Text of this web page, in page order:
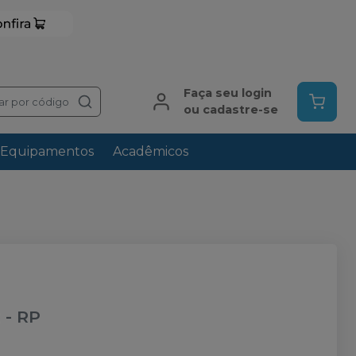
por código
Faça seu login
ou cadastre-se
Equipamentos Acadêmicos
- RP